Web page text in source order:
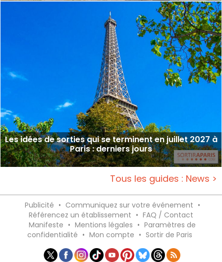
Les idées de sorties qui se terminent en juillet 2027 à
Paris : derniers jours
Tous les guides : News >
Publicité • Communiquez sur votre événement •
Référencez un établissement • FAQ / Contact
Manifeste • Mentions légales • Paramètres de
confidentialité • Mon compte • Sortir de Paris